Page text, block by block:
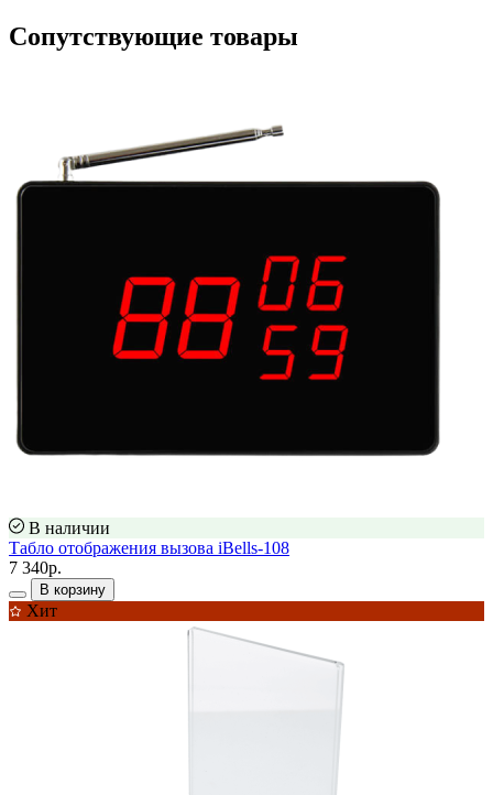
Сопутствующие товары
В наличии
Табло отображения вызова iBells-108
7 340р.
В корзину
Хит